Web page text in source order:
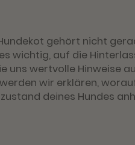
gehört nicht
wichtig, auf die
uns wertvolle Hinweise
wir erklären,
deines Hundes